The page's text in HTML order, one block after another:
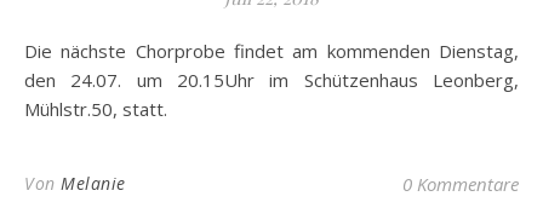
Die nächste Chorprobe findet am kommenden Dienstag,
den 24.07. um 20.15Uhr im Schützenhaus Leonberg,
Mühlstr.50, statt.
Von Melanie 0 Kommentare